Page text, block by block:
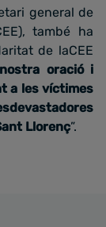
general de
també ha
de laCEE
oració i
a les víctimes
Llorenç”.